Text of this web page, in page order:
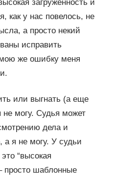
загруженность и
как у нас повелось, не
а просто некий
исправить
же ошибку меня
или выгнать (а еще
могу. Судья может
дела и
а я не могу. У судьи
“высокая
просто шаблонные